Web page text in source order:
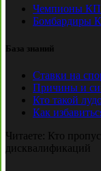
Чемпионы
Бомбардиры
База знаний
Ставки на
Причины и
Кто такой
Как
Читаете: Кто
дисквалификаций